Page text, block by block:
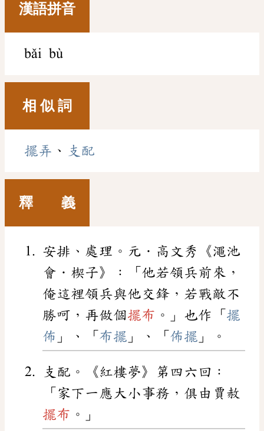
漢語拼音
bǎi bù
相 似 詞
擺弄 、 支配
釋 義
安排、處理。元．高文秀《澠池
會．楔子》：「他若領兵前來，
俺這裡領兵與他交鋒，若戰敵不
勝呵，再做個擺布 。」也作「 擺
佈 」、「 布擺 」、「 佈擺 」。
支配。《紅樓夢》第四六回：
「家下一應大小事務，俱由賈赦
擺布 。」